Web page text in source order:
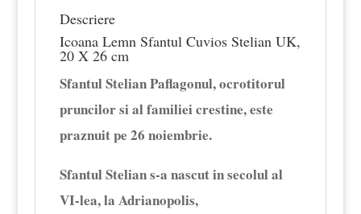
Descriere
Icoana Lemn Sfantul Cuvios Stelian UK,
20 X 26 cm
Sfantul Stelian Paflagonul, ocrotitorul
pruncilor si al familiei crestine, este
praznuit pe 26 noiembrie.
Sfantul Stelian s-a nascut in secolul al
VI-lea, la Adrianopolis,